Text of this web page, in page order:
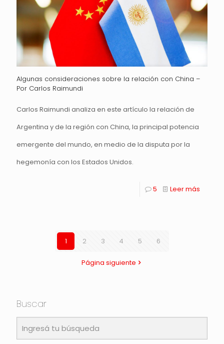
Algunas consideraciones sobre la relación con China –
Por Carlos Raimundi
Carlos Raimundi analiza en este artículo la relación de
Argentina y de la región con China, la principal potencia
emergente del mundo, en medio de la disputa por la
hegemonía con los Estados Unidos.
5 Leer más
1 2 3 4 5 6
Página siguiente
Buscar